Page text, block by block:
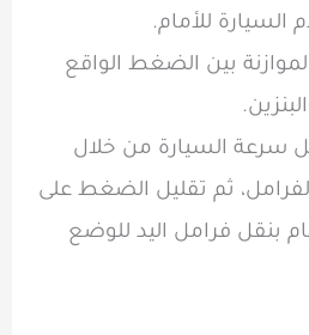
للأمام.
بين الضغط الواقع
سرعة السيارة من خلال
ثم تقليل الضغط على
بنقل فرامل اليد للوضع